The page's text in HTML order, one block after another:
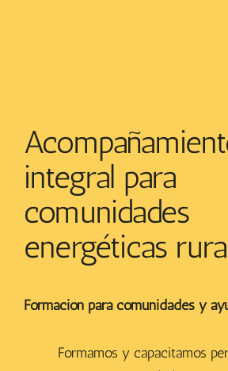
integral para
comunidades
energéticas
Formación para comunidades y
Formamos y capacitamos